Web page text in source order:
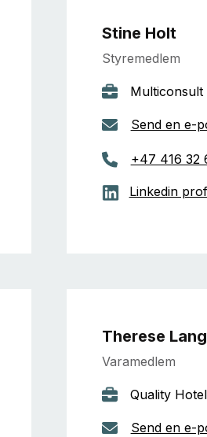
Stine Holt
Styremedlem
Multiconsult
Send en e-
+47 416 32
Linkedin
Therese
Varamedlem
Quality
Send en e-